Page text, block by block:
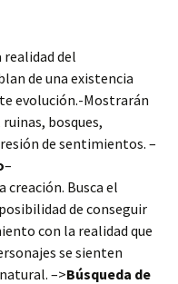
del
de una existencia
evolución.-Mostrarán
bosques,
de sentimientos. –
–
creación. Busca el
de conseguir
con la realidad que
se sienten
–>Búsqueda de